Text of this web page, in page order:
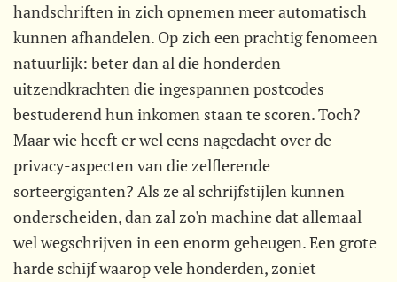
handschriften in zich opnemen meer automatisch
kunnen afhandelen. Op zich een prachtig fenomeen
natuurlijk: beter dan al die honderden
uitzendkrachten die ingespannen postcodes
bestuderend hun inkomen staan te scoren. Toch?
Maar wie heeft er wel eens nagedacht over de
privacy-aspecten van die zelflerende
sorteergiganten? Als ze al schrijfstijlen kunnen
onderscheiden, dan zal zo'n machine dat allemaal
wel wegschrijven in een enorm geheugen. Een grote
harde schijf waarop vele honderden, zoniet